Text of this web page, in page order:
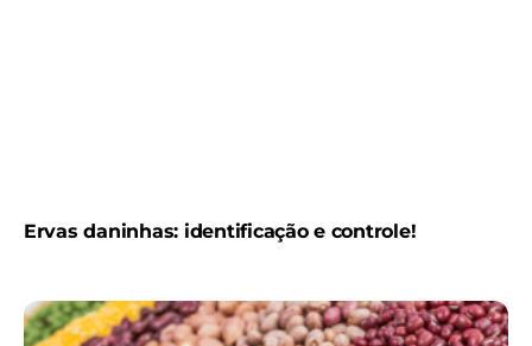
Ervas daninhas: identificação e controle!